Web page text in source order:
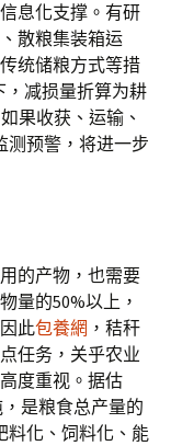
息化支撑。有研
散粮集装箱运
统储粮方式等措
，减损量折算为耕
果收获、运输、
测预警，将进一步
的产物，也需要
量的50%以上，
此包養網 ，秸秆
任务，关乎农业
度重视。据估
是粮食总产量的
料化、饲料化、能